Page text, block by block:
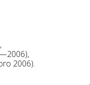
2006).